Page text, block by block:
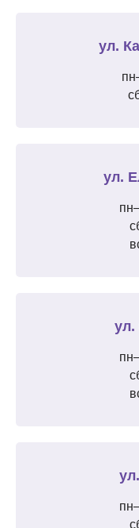
ул.
ул.
ул.